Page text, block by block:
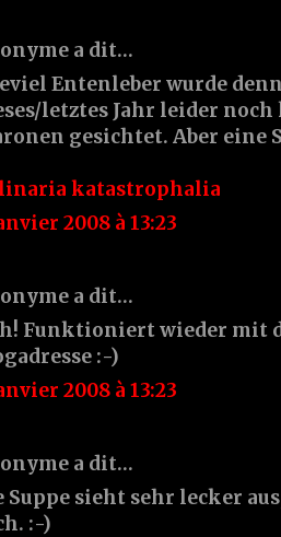
a dit…
Entenleber wurde
letztes Jahr leider
gesichtet. Aber eine
katastrophalia
2008 à 13:23
a dit…
Funktioniert wieder mit
:-)
2008 à 13:23
a dit…
Suppe sieht sehr lecker
:-)